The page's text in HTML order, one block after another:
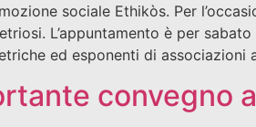
sociale Ethikòs. Per
L’appuntamento è per
ed esponenti di
convegno